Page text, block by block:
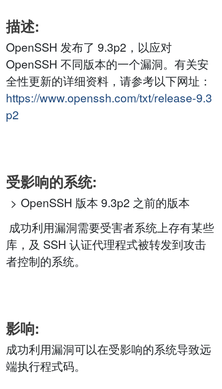
描述:
OpenSSH 发布了 9.3p2，以应对
OpenSSH 不同版本的一个漏洞。有关安
全性更新的详细资料，请参考以下网址：
https://www.openssh.com/txt/release-9.3
p2
受影响的系统:
OpenSSH 版本 9.3p2 之前的版本
成功利用漏洞需要受害者系统上存有某些
库，及 SSH 认证代理程式被转发到攻击
者控制的系统。
影响:
成功利用漏洞可以在受影响的系统导致远
端执行程式码。